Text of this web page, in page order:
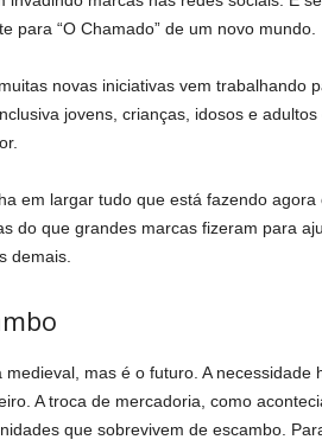
para “O Chamado” de um novo mundo.
novas iniciativas vem trabalhando
jovens, crianças, idosos e
em largar tudo que está fazendo
do que grandes marcas fizeram para
demais.
medieval, mas é o futuro. A
A troca de mercadoria, como
que sobrevivem de escambo.